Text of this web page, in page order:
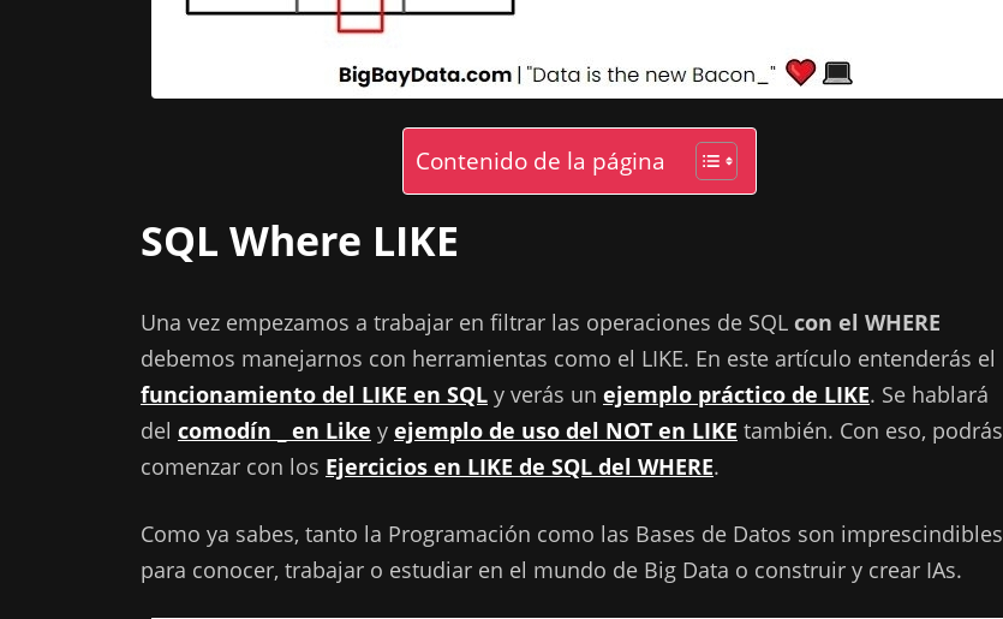
Contenido de la página
SQL Where LIKE
Una vez empezamos a trabajar en filtrar las operaciones de SQL con el WHERE
debemos manejarnos con herramientas como el LIKE. En este artículo entenderás el
funcionamiento del LIKE en SQL y verás un ejemplo práctico de LIKE. Se hablará
del comodín _ en Like y ejemplo de uso del NOT en LIKE también. Con eso, podrás
comenzar con los Ejercicios en LIKE de SQL del WHERE.
Como ya sabes, tanto la Programación como las Bases de Datos son imprescindibles
para conocer, trabajar o estudiar en el mundo de Big Data o construir y crear IAs.